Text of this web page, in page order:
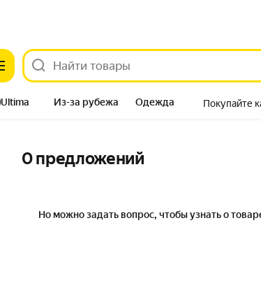
Ultima Из-за рубежа Одежда Покупайте
0 предложений
Но можно задать вопрос, чтобы узнать о